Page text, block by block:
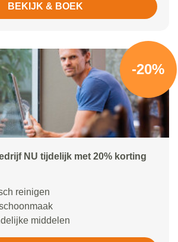
BEKIJK & BOEK
-20%
NU tijdelijk met 20% korting
reinigen
middelen